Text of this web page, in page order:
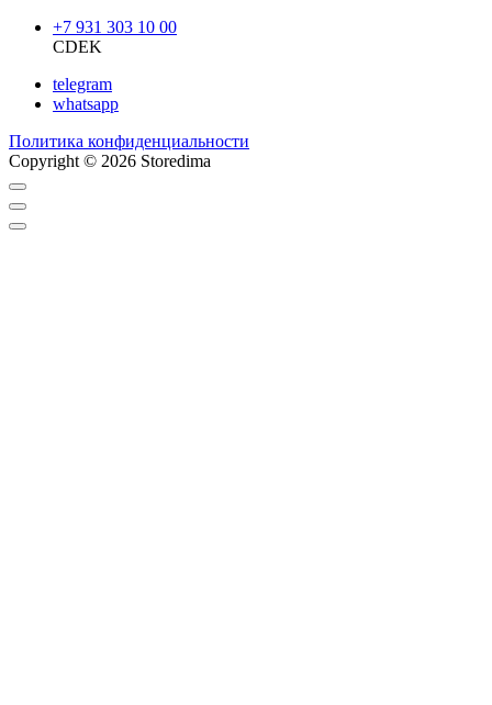
+7 931 303 10 00
CDEK
telegram
whatsapp
Политика конфиденциальности
Copyright © 2026 Storedima